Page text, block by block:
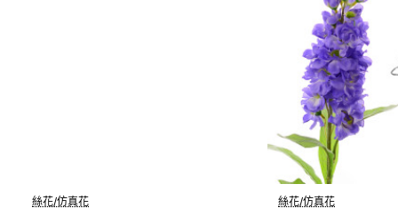
大麗花栽培品種繁多，全世界約3萬種。按花朵的大小劃分
為：大型花（花徑20.3厘米以上）、中型花（花徑10.1～
20.3厘米）、小型花（花徑10.1厘米以下）等三種類型。按花
朵形狀劃分為：葵花型、蘭花型、裝飾型、圓球型、怒放
型、銀蓮花型、雙色花型、芍藥花型、仙人掌花型、波褶
型、雙重瓣花型、重瓣波斯菊花型、蓮座花型和其他花型等
壽光：花色鮮粉，花瓣末端白色，花朵艷麗，花徑12厘米，
絲花/仿真花 絲花/仿真花